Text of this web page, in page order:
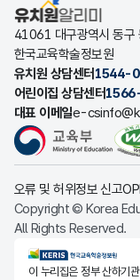
유치원알리미
41061 대구광역시 동구
한국교육학술정보원
유치원 상담센터 1544-
어린이집 상담센터
대표 이메일e-
오류 및 허위정보 신고
Copyright © Korea
All Rights Reserved.
KERIS한국교육학술정
이 누리집은 정부 산하기